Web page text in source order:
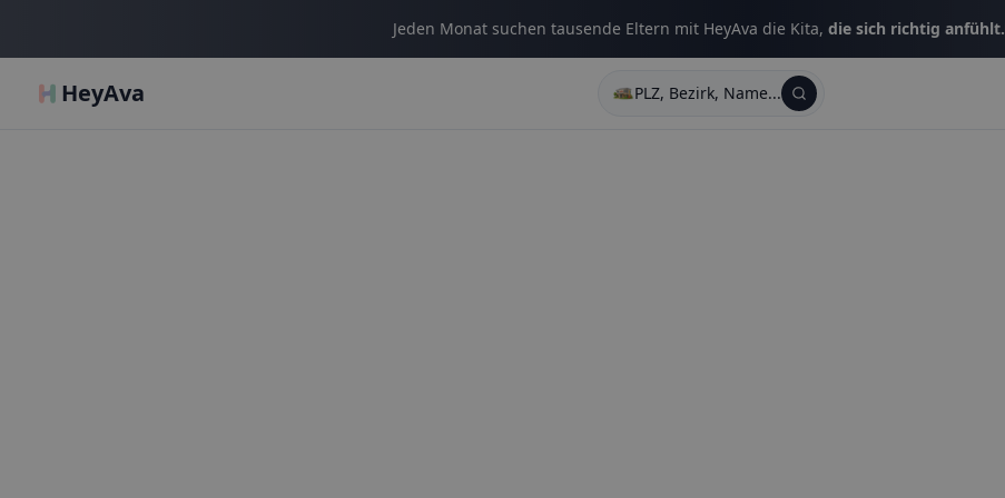
Jeden Monat suchen tausende Eltern mit HeyAva die Kita, die sich richtig anfühlt.
HeyAva PLZ, Bezirk, Name...